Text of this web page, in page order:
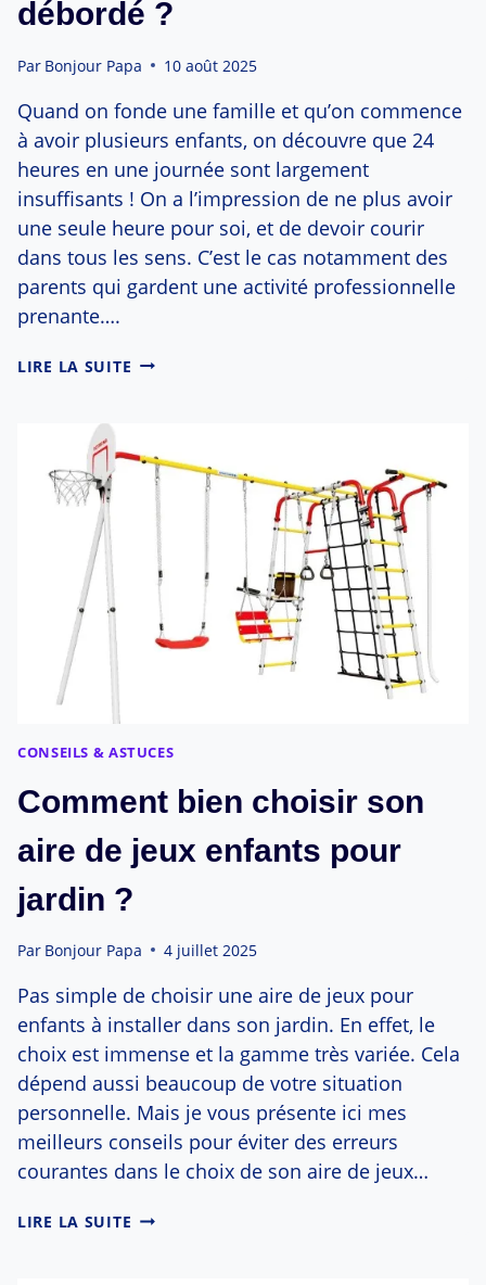
débordé ?
Par Bonjour Papa 10 août 2025
Quand on fonde une famille et qu’on commence
à avoir plusieurs enfants, on découvre que 24
heures en une journée sont largement
insuffisants ! On a l’impression de ne plus avoir
une seule heure pour soi, et de devoir courir
dans tous les sens. C’est le cas notamment des
parents qui gardent une activité professionnelle
prenante….
LIRE LA SUITE COMMENT
QUAND
ON
EST
PARENT
DÉBORDÉ
CONSEILS & ASTUCES
Comment bien choisir son
aire de jeux enfants pour
jardin ?
Par Bonjour Papa 4 juillet 2025
Pas simple de choisir une aire de jeux pour
enfants à installer dans son jardin. En effet, le
choix est immense et la gamme très variée. Cela
dépend aussi beaucoup de votre situation
personnelle. Mais je vous présente ici mes
meilleurs conseils pour éviter des erreurs
courantes dans le choix de son aire de jeux…
LIRE LA SUITE COMMENT